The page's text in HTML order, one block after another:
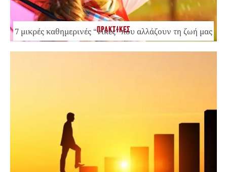
ΠΡΑΚΤΙΚΕΣ
7 μικρές καθημερινές “νίκες” που αλλάζουν τη ζωή μας